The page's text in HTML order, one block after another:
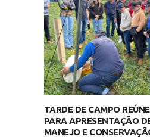
TARDE DE CAMPO
PARA APRESENTAÇÃO
MANEJO E